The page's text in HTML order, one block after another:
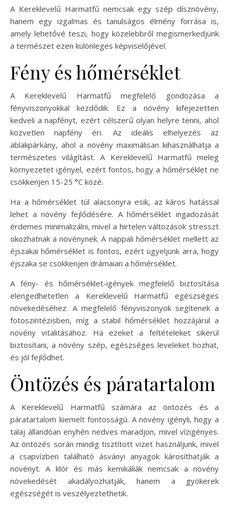
A Kereklevelű Harmatfű nemcsak egy szép dísznövény,
hanem egy izgalmas és tanulságos élmény forrása is,
amely lehetővé teszi, hogy közelebbről megismerkedjünk
a természet ezen különleges képviselőjével.
Fény és hőmérséklet
A Kereklevelű Harmatfű megfelelő gondozása a
fényviszonyokkal kezdődik. Ez a növény kifejezetten
kedveli a napfényt, ezért célszerű olyan helyre tenni, ahol
közvetlen napfény éri. Az ideális elhelyezés az
ablakpárkány, ahol a növény maximálisan kihasználhatja a
természetes világítást. A Kereklevelű Harmatfű meleg
környezetet igényel, ezért fontos, hogy a hőmérséklet ne
csökkenjen 15-25 °C közé.
Ha a hőmérséklet túl alacsonyra esik, az káros hatással
lehet a növény fejlődésére. A hőmérséklet ingadozását
érdemes minimalizálni, mivel a hirtelen változások stresszt
okozhatnak a növénynek. A nappali hőmérséklet mellett az
éjszakai hőmérséklet is fontos, ezért ügyeljünk arra, hogy
éjszaka se csökkenjen drámaian a hőmérséklet.
A fény- és hőmérséklet-igények megfelelő biztosítása
elengedhetetlen a Kereklevelű Harmatfű egészséges
növekedéséhez. A megfelelő fényviszonyok segítenek a
fotoszintézisben, míg a stabil hőmérséklet hozzájárul a
növény vitalitásához. Ha ezeket a feltételeket sikerül
biztosítani, a növény szép, egészséges leveleket hozhat,
és jól fejlődhet.
Öntözés és páratartalom
A Kereklevelű Harmatfű számára az öntözés és a
páratartalom kiemelt fontosságú. A növény igényli, hogy a
talaj állandóan enyhén nedves maradjon, mivel vízigényes.
Az öntözés során mindig tisztított vizet használjunk, mivel
a csapvízben található ásványi anyagok károsíthatják a
növényt. A klór és más kemikáliák nemcsak a növény
növekedését akadályozhatják, hanem a gyökerek
egészségét is veszélyeztethetik.